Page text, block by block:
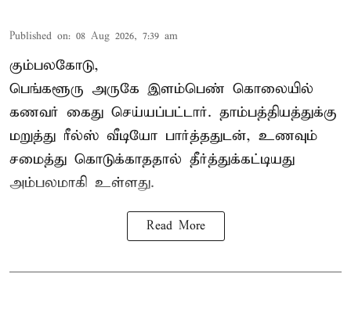
Published on: 08 Aug 2026, 7:39 am
கும்பலகோடு,
பெங்களூரு அருகே இளம்பெண் கொலையில்
கணவர் கைது செய்யப்பட்டார். தாம்பத்தியத்துக்கு
மறுத்து ரீல்ஸ் வீடியோ பார்த்ததுடன், உணவும்
சமைத்து கொடுக்காததால் தீர்த்துக்கட்டியது
அம்பலமாகி உள்ளது.
Read More